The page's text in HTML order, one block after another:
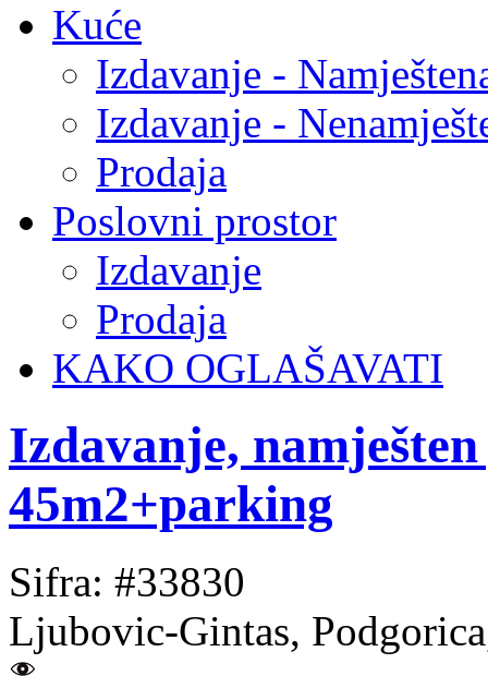
Kuće
Izdavanje -
Izdavanje -
Prodaja
Poslovni prostor
Izdavanje
Prodaja
KAKO OGLAŠAVATI
Izdavanje,
45m2+parking
Sifra: #33830
Ljubovic-Gintas,